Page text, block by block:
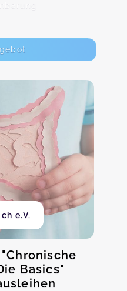
e.V.
Basics"